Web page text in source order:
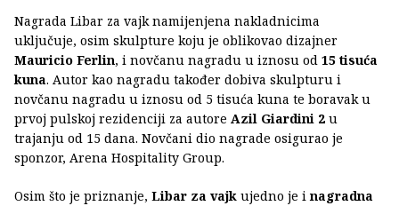
Nagrada Libar za vajk namijenjena nakladnicima
uključuje, osim skulpture koju je oblikovao dizajner
Mauricio Ferlin, i novčanu nagradu u iznosu od 15 tisuća
kuna. Autor kao nagradu također dobiva skulpturu i
novčanu nagradu u iznosu od 5 tisuća kuna te boravak u
prvoj pulskoj rezidenciji za autore Azil Giardini 2 u
trajanju od 15 dana. Novčani dio nagrade osigurao je
sponzor, Arena Hospitality Group.
Osim što je priznanje, Libar za vajk ujedno je inagradna